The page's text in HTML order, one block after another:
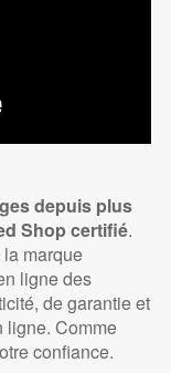
depuis plus
Shop certifié.
marque
ligne des
de garantie et
ligne. Comme
confiance.